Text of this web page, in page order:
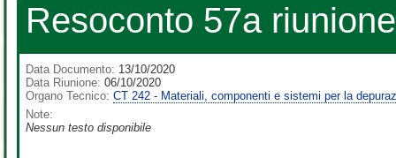
Resoconto 57a
Data Documento: 13/10/2020
Data Riunione: 06/10/2020
Organo Tecnico: CT 242 - Materiali, componenti e sistemi per la
Note:
Nessun testo disponibile